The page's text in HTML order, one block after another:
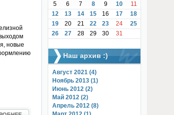
новые
5
6 7 8 9 10
11
12
13 14 15 16 17
18
19
20 21 22 23 24
25
26
27 28 29 30 31
Наш архив :)
Август 2021 (4)
Ноябрь 2013 (1)
Июнь 2012 (2)
Май 2012 (2)
Апрель 2012 (8)